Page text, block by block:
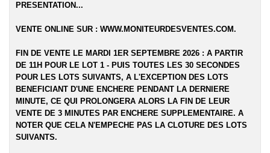
PRESENTATION...
VENTE ONLINE SUR : WWW.MONITEURDESVENTES.COM.
FIN DE VENTE LE MARDI 1ER SEPTEMBRE 2026 : A PARTIR
DE 11H POUR LE LOT 1 - PUIS TOUTES LES 30 SECONDES
POUR LES LOTS SUIVANTS, A L'EXCEPTION DES LOTS
BENEFICIANT D'UNE ENCHERE PENDANT LA DERNIERE
MINUTE, CE QUI PROLONGERA ALORS LA FIN DE LEUR
VENTE DE 3 MINUTES PAR ENCHERE SUPPLEMENTAIRE. A
NOTER QUE CELA N'EMPECHE PAS LA CLOTURE DES LOTS
SUIVANTS.